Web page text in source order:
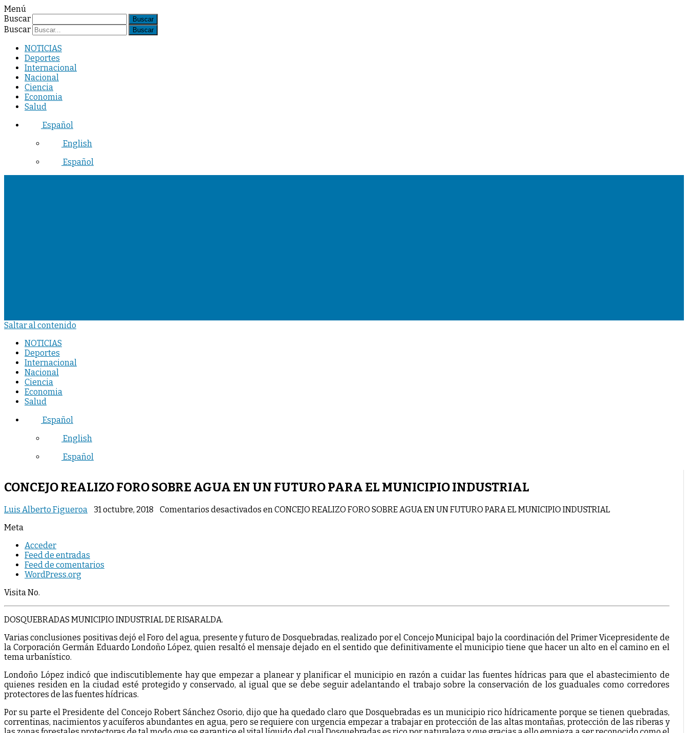
Menú
Buscar
Buscar
NOTICIAS
Deportes
Internacional
Nacional
Ciencia
Economia
Salud
Español
English
Español
Saltar al contenido
NOTICIAS
Deportes
Internacional
Nacional
Ciencia
Economia
Salud
Español
English
Español
CONCEJO REALIZO FORO SOBRE AGUA EN UN FUTURO PARA EL MUNICIPIO INDUSTRIAL
Luis Alberto Figueroa 31 octubre, 2018 Comentarios desactivados en CONCEJO REALIZO FORO SOBRE AGUA EN UN FUTURO PARA EL MUNICIPIO INDUSTRIAL
Meta
Acceder
Feed de entradas
Feed de comentarios
WordPress.org
Visita No.
DOSQUEBRADAS MUNICIPIO INDUSTRIAL DE RISARALDA.
Varias conclusiones positivas dejó el Foro del agua, presente y futuro de Dosquebradas, realizado por el Concejo Municipal bajo la coordinación del Primer Vicepresidente de
la Corporación Germán Eduardo Londoño López, quien resaltó el mensaje dejado en el sentido que definitivamente el municipio tiene que hacer un alto en el camino en el
tema urbanístico.
Londoño López indicó que indiscutiblemente hay que empezar a planear y planificar el municipio en razón a cuidar las fuentes hídricas para que el abastecimiento de
quienes residen en la ciudad esté protegido y conservado, al igual que se debe seguir adelantando el trabajo sobre la conservación de los guaduales como corredores
protectores de las fuentes hídricas.
Por su parte el Presidente del Concejo Robert Sánchez Osorio, dijo que ha quedado claro que Dosquebradas es un municipio rico hídricamente porque se tienen quebradas,
correntinas, nacimientos y acuíferos abundantes en agua, pero se requiere con urgencia empezar a trabajar en protección de las altas montañas, protección de las riberas y